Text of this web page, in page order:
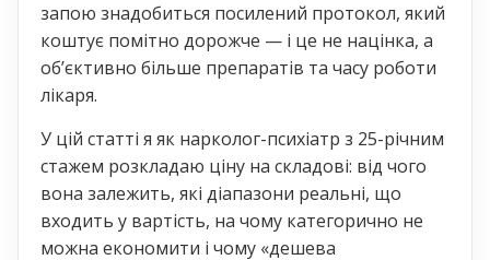
запою знадобиться посилений протокол, який
коштує помітно дорожче — і це не націнка, а
обʼєктивно більше препаратів та часу роботи
лікаря.
У цій статті я як нарколог-психіатр з 25-річним
стажем розкладаю ціну на складові: від чого
вона залежить, які діапазони реальні, що
входить у вартість, на чому категорично не
можна економити і чому «дешева